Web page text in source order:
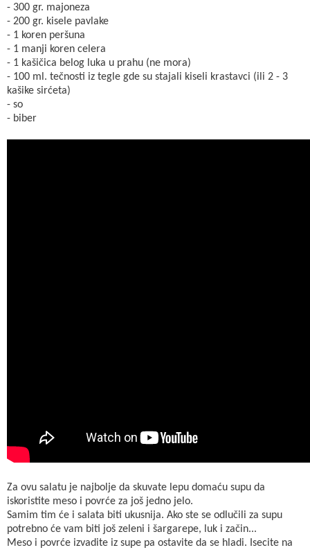
- 300 gr. majoneza
- 200 gr. kisele pavlake
- 1 koren peršuna
- 1 manji koren celera
- 1 kašičica belog luka u prahu (ne mora)
- 100 ml. tečnosti iz tegle gde su stajali kiseli krastavci (ili 2 - 3
kašike sirćeta)
- so
- biber
Za ovu salatu je najbolje da skuvate lepu domaću supu da
iskoristite meso i povrće za još jedno jelo.
Samim tim će i salata biti ukusnija. Ako ste se odlučili za supu
potrebno će vam biti još zeleni i šargarepe, luk i začin...
Meso i povrće izvadite iz supe pa ostavite da se hladi. Isecite na